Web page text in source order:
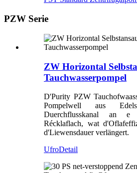
PZW Serie
ZW Horizontal
Tauchwasserpompel
D'Purity PZW
Pompelwell aus
Duerchflusskanal an e
Récklaflach, wat
d'Liewensdauer verlängert.
UfroDetail